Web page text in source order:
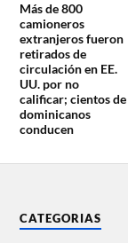
Más de 800
camioneros
extranjeros fueron
retirados de
circulación en EE.
UU. por no
calificar; cientos de
dominicanos
conducen
CATEGORIAS